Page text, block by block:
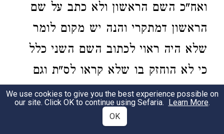
ואח"כ השם הראשון ולא כתב על שם
הראשון דמתקרי והנה יש מקום לומר
שלא היה ראוי לכתוב השם השני כלל
כי לא הוחזק בו שלא קראו לס"ת וגם
לא חתם בשטר רק שמת בו ביום וכך
כתב מהרמ"י וגם דלא כת' דמתקרי ויש
We use cookies to give you the best experience possible on
our site. Click OK to continue using Sefaria. Learn More.
OK